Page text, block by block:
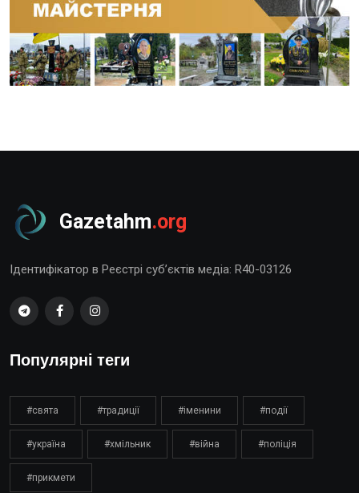
Gazetahm.org
Ідентифікатор в Реєстрі суб’єктів медіа: R40-03126
Популярні теги
#свята #традиції #іменини #події
#україна #хмільник #війна #поліція
#прикмети